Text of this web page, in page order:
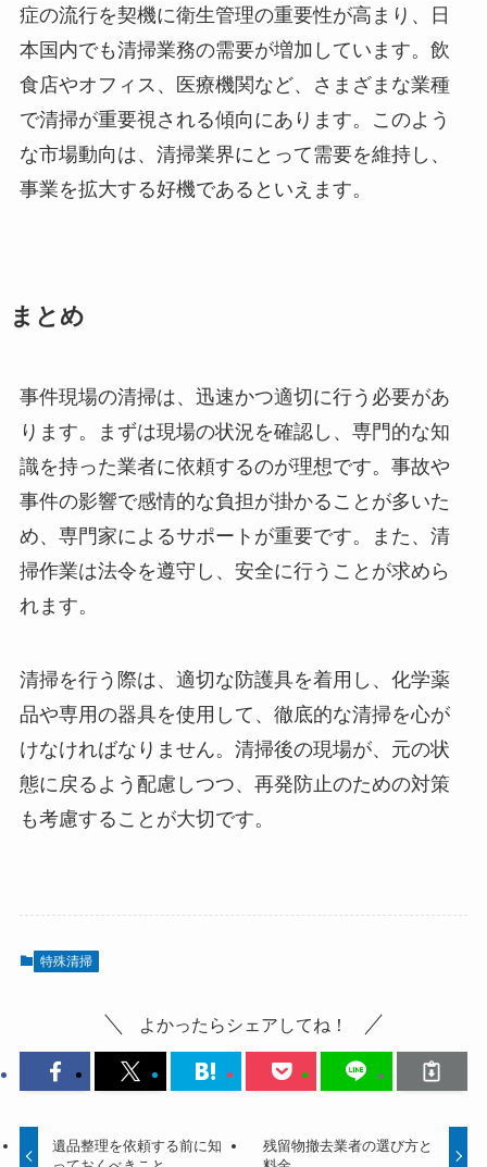
症の流行を契機に衛生管理の重要性が高まり、日
本国内でも清掃業務の需要が増加しています。飲
食店やオフィス、医療機関など、さまざまな業種
で清掃が重要視される傾向にあります。このよう
な市場動向は、清掃業界にとって需要を維持し、
事業を拡大する好機であるといえます。
まとめ
事件現場の清掃は、迅速かつ適切に行う必要があ
ります。まずは現場の状況を確認し、専門的な知
識を持った業者に依頼するのが理想です。事故や
事件の影響で感情的な負担が掛かることが多いた
め、専門家によるサポートが重要です。また、清
掃作業は法令を遵守し、安全に行うことが求めら
れます。
清掃を行う際は、適切な防護具を着用し、化学薬
品や専用の器具を使用して、徹底的な清掃を心が
けなければなりません。清掃後の現場が、元の状
態に戻るよう配慮しつつ、再発防止のための対策
も考慮することが大切です。
特殊清掃
よかったらシェアしてね！
遺品整理を依頼する前に知
残留物撤去業者の選び方と